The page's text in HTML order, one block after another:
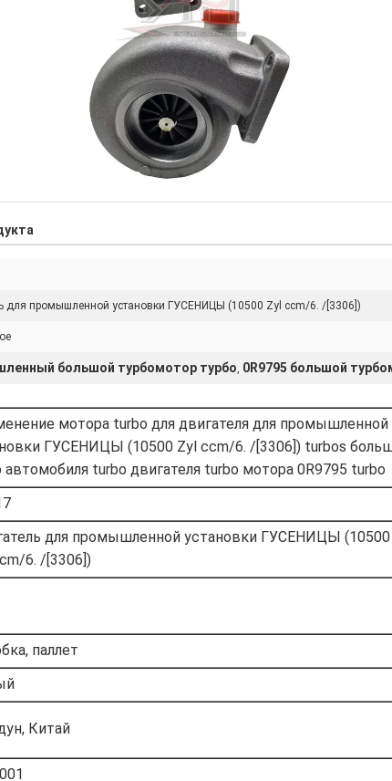
для промышленной установки ГУСЕНИЦЫ (10500 Zyl ccm/6. /[3306])
большой турбомотор турбо, 0R9795 большой
мотора turbo для двигателя для промышленной
ГУСЕНИЦЫ (10500 Zyl ccm/6. /[3306]) turbos
автомобиля turbo двигателя turbo мотора 0R9795 turbo
для промышленной установки ГУСЕНИЦЫ (10500
6. /[3306])
паллет
Китай